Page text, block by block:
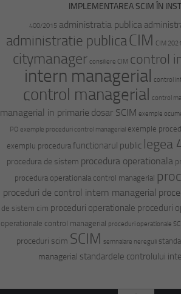
IMPLEMENTAREA SCIM ÎN
400/2015 administratia publica
administratie publicaCIM CIM 2021
citymanager consiliere CIM control
intern managerial control
control managerial control
managerial in primarie dosar SCIM exemple
PO exemple proceduri control managerial exemple
exemplu procedura functionarul public legea
procedura de sistem procedura operationala
procedura operationala control managerial
proceduri de control intern managerial
de sistem cim proceduri operationale proceduri
operationale control managerial proceduri operationale
proceduri scim SCIM semnalare nereguli
managerial standardele controlului